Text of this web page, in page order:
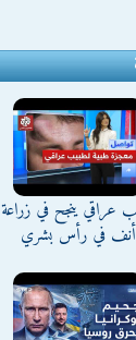
عراقي ينجح في زراعة
أنف في رأس بشري